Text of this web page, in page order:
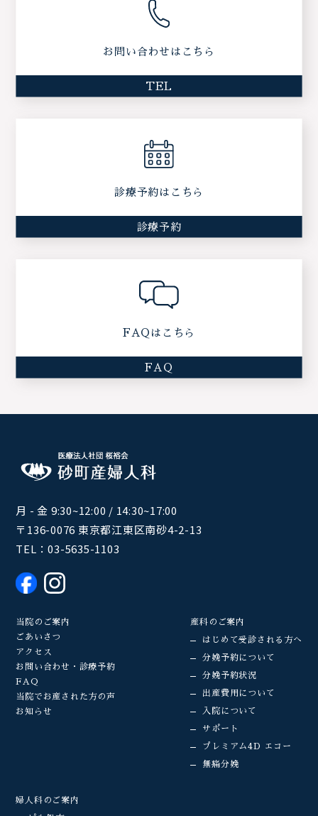
お問い合わせはこちら
TEL
診療予約はこちら
診療予約
FAQはこちら
FAQ
月 - 金 9:30~12:00 / 14:30~17:00
〒136-0076 東京都江東区南砂4-2-13
TEL：03-5635-1103
当院のご案内
ごあいさつ
アクセス
お問い合わせ・診療予約
FAQ
当院でお産された方の声
お知らせ
産科のご案内
はじめて受診される方へ
分娩予約について
分娩予約状況
出産費用について
入院について
サポート
プレミアム4D エコー
無痛分娩
婦人科のご案内